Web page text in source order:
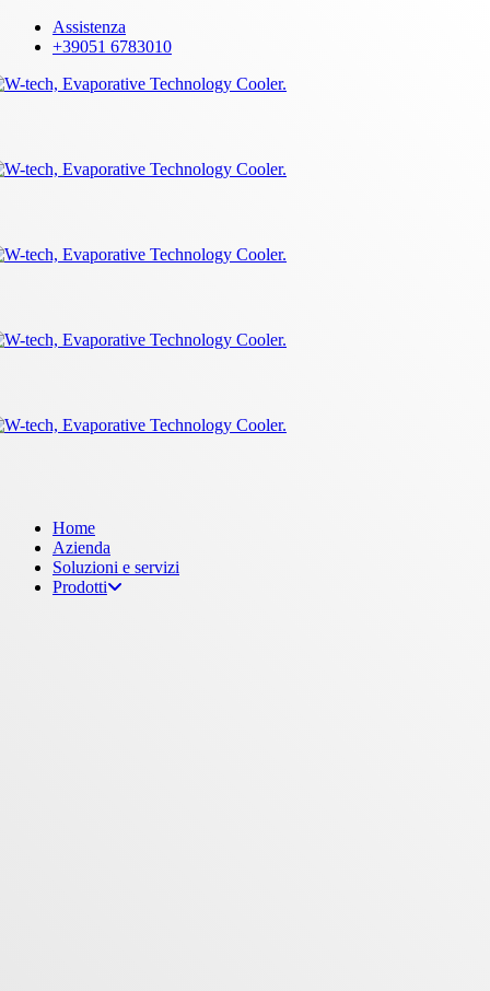
Skip
content
Assistenza
+39051 6783010
Menu
Home
Azienda
Soluzioni e servizi
Prodotti